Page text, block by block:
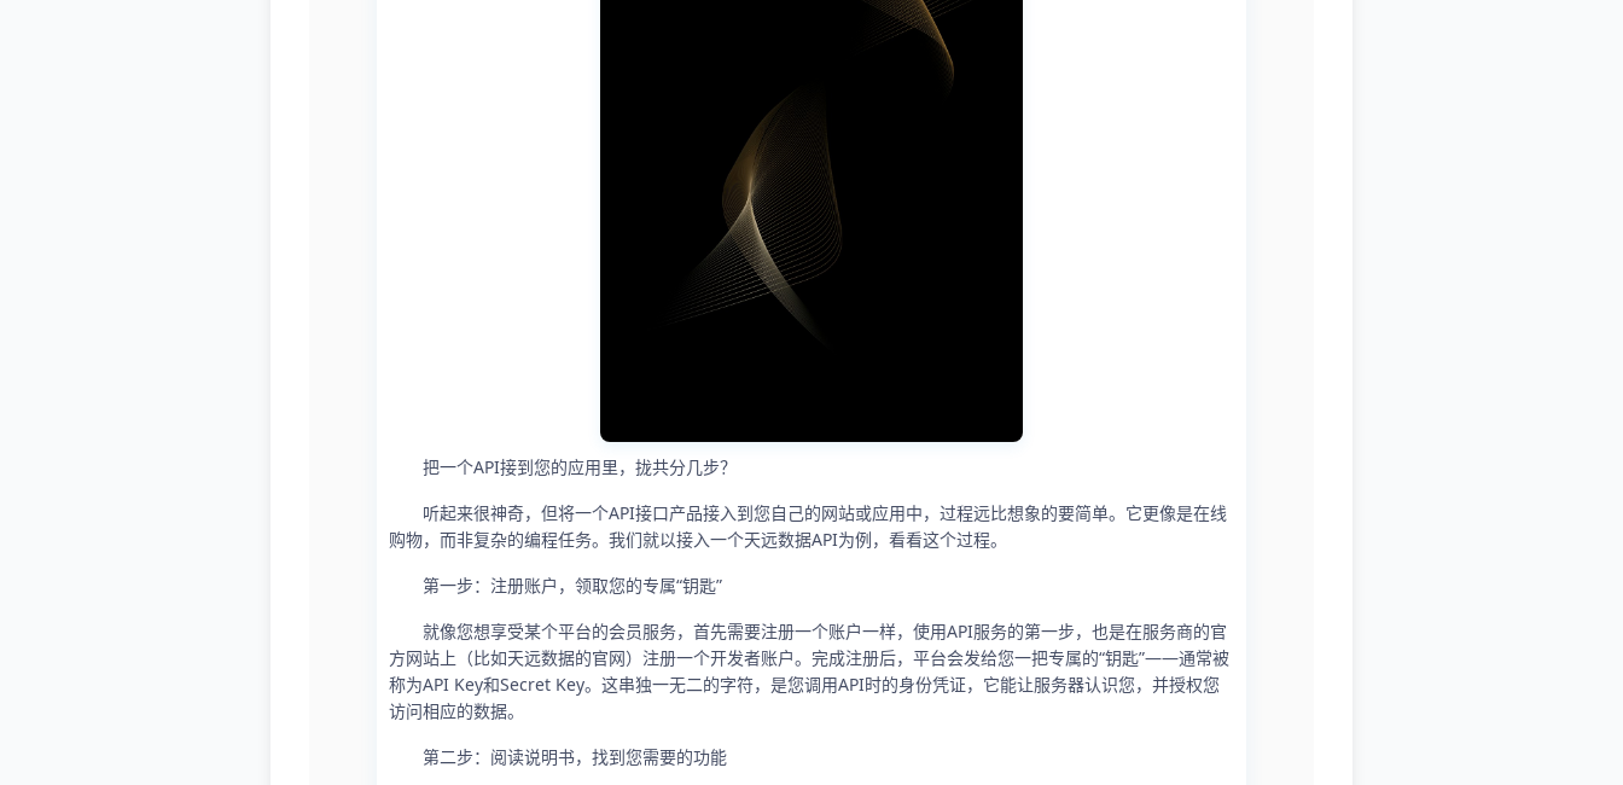
把一个API接到您的应用里，拢共分几步？
听起来很神奇，但将一个API接口产品接入到您自己的网站或应用中，过程远比想象的要简单。它更像是在线
购物，而非复杂的编程任务。我们就以接入一个天远数据API为例，看看这个过程。
第一步：注册账户，领取您的专属“钥匙”
就像您想享受某个平台的会员服务，首先需要注册一个账户一样，使用API服务的第一步，也是在服务商的官
方网站上（比如天远数据的官网）注册一个开发者账户。完成注册后，平台会发给您一把专属的“钥匙”——通常被
称为API Key和Secret Key。这串独一无二的字符，是您调用API时的身份凭证，它能让服务器认识您，并授权您
访问相应的数据。
第二步：阅读说明书，找到您需要的功能